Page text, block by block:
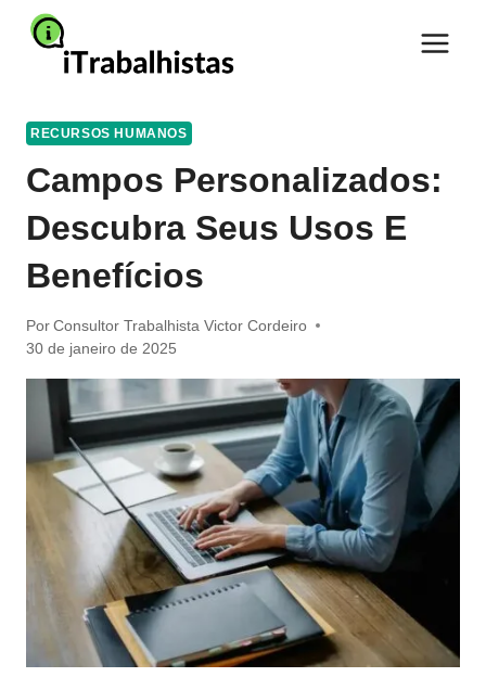
Pular
para
RECURSOS HUMANOS
Campos Personalizados:
Descubra Seus Usos E
Benefícios
Por Consultor Trabalhista Victor Cordeiro
30 de janeiro de 2025